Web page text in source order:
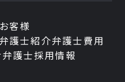
客様
弁護士紹介弁護士費用
弁護士採用情報